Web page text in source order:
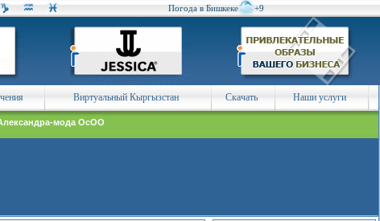
Погода в Бишкеке +9
Виртуальный Кыргызстан Скачать Наши услуги
мода ОсОО